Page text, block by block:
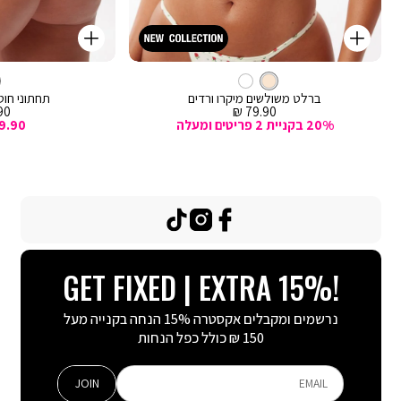
קנייה
מהירה
צבע
קרם
ברלט משולשים מיקרו ורדים
מחיר
מכירה
79.90 ₪
20% בקניית 2 פריטים ומעלה
ברלט
קנייה
מהירה
תחתוני
₪
GET FIXED | EXTRA 15%!
נרשמים ומקבלים אקסטרה 15% הנחה בקנייה מעל
150 ₪ כולל כפל הנחות
EMAIL
JOIN